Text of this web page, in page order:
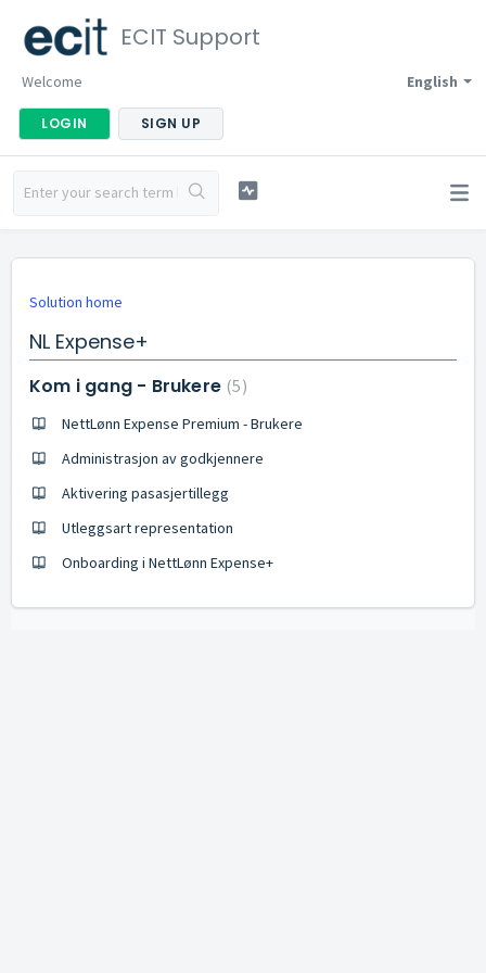
ECIT Support
English
Welcome
LOGIN SIGN UP
Solution home
NL Expense+
Kom i gang - Brukere 5
NettLønn Expense Premium - Brukere
Administrasjon av godkjennere
Aktivering pasasjertillegg
Utleggsart representation
Onboarding i NettLønn Expense+